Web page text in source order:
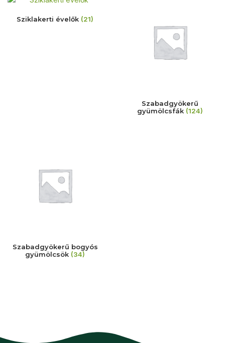
Sziklakerti évelők (21)
Szabadgyökerű
gyümölcsfák (124)
Szabadgyökerű bogyós
gyümölcsök (34)